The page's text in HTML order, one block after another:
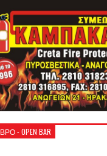
- OPEN BAR